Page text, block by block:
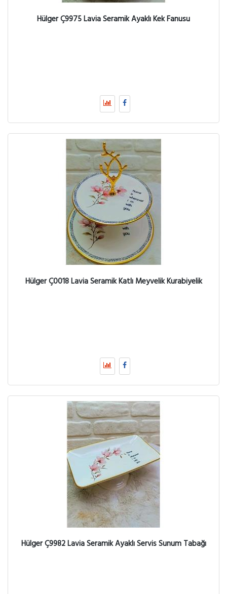
Hülger Ç9975 Lavia Seramik Ayaklı Kek Fanusu
Hülger Ç0018 Lavia Seramik Katlı Meyvelik Kurabiyelik
Hülger Ç9982 Lavia Seramik Ayaklı Servis Sunum Tabağı